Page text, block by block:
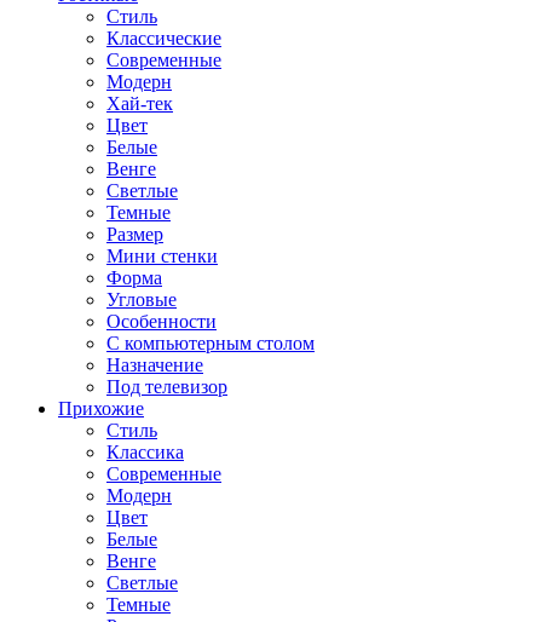
Стиль
Классические
Современные
Модерн
Хай-тек
Цвет
Белые
Венге
Светлые
Темные
Размер
Мини стенки
Форма
Угловые
Особенности
С компьютерным столом
Назначение
Под телевизор
Прихожие
Стиль
Классика
Современные
Модерн
Цвет
Белые
Венге
Светлые
Темные